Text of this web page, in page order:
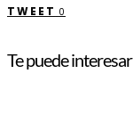
TWEET 0
Te puede interesar